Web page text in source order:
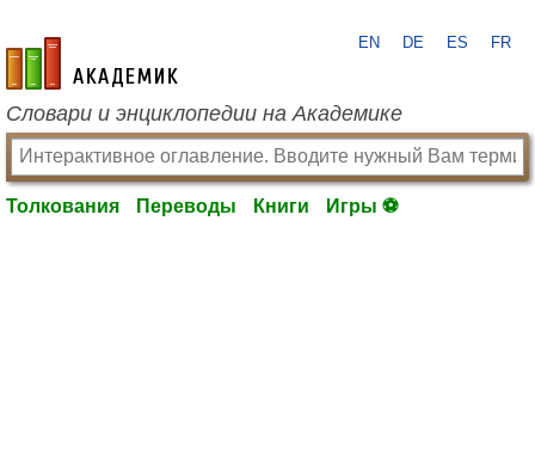
academic.ru
EN DE ES FR
Словари и энциклопедии на Академике
Толкования Переводы Книги Игры ⚽